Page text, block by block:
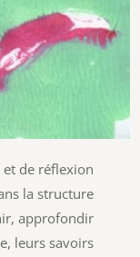
et de réflexion
la structure
approfondir
leurs savoirs